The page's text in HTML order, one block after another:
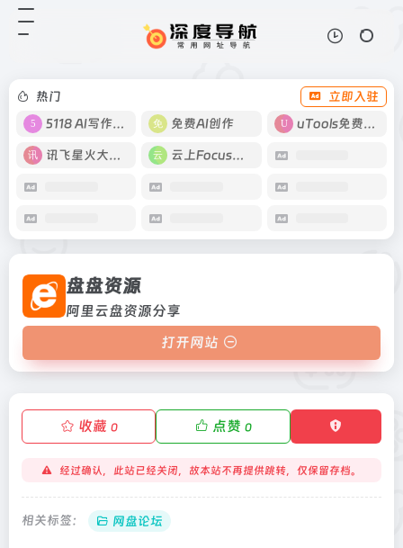
热门
立即入驻
5118 AI写作工具
免费AI创作 uTools免费工具箱
讯飞星火大模型 云上Focus接码
盘盘资源
阿里云盘资源分享
打开网站
收藏 0 点赞 0
经过确认，此站已经关闭，故本站不再提供跳转，仅保留存档。
相关标签： 网盘论坛